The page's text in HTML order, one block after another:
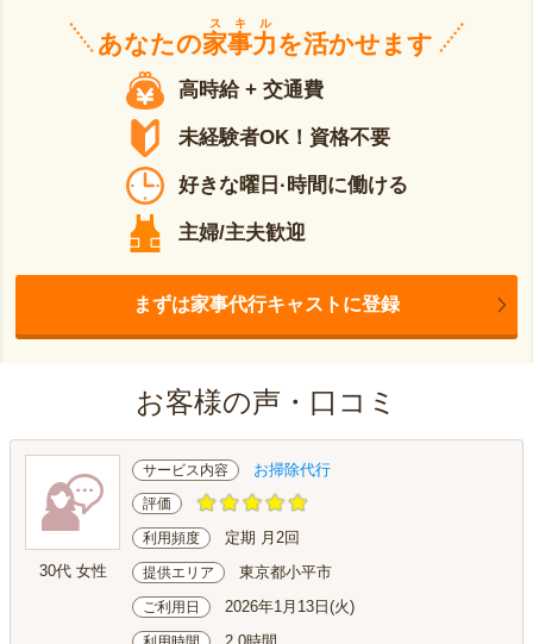
あなたの家事力
スキル
を活かせます
高時給 + 交通費
未経験者OK！資格不要
好きな曜日·時間に働ける
主婦/主夫歓迎
まずは家事代行キャストに登録
お客様の声・口コミ
30代 女性
サービス内容 お掃除代行
評価
利用頻度 定期 月2回
提供エリア 東京都小平市
ご利用日 2026年1月13日(火)